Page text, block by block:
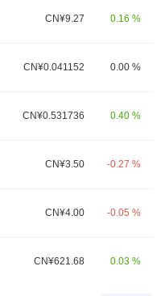
CN¥9.27 0.16 %
CN¥0.041152 0.00 %
CN¥0.531736 0.40 %
CN¥3.50 -0.27 %
CN¥4.00 -0.05 %
CN¥621.68 0.03 %